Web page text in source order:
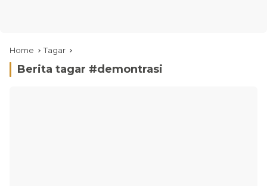
Home Tagar
Berita tagar #demontrasi